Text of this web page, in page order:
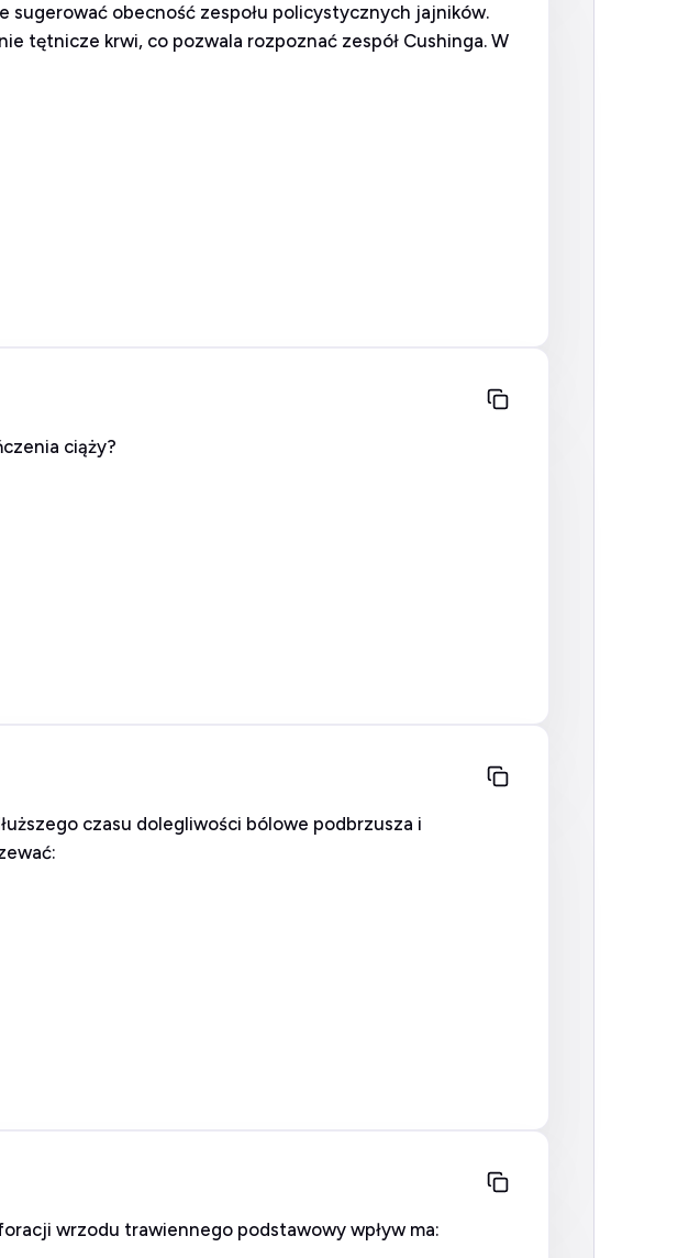
obecność zespołu policystycznych jajników.
tętnicze krwi, co pozwala rozpoznać zespół Cushinga. W
ciąży?
czasu dolegliwości bólowe podbrzusza i
wrzodu trawiennego podstawowy wpływ ma: